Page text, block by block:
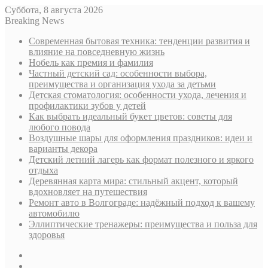
Суббота, 8 августа 2026
Breaking News
Современная бытовая техника: тенденции развития и
влияние на повседневную жизнь
Нобель как премия и фамилия
Частный детский сад: особенности выбора,
преимущества и организация ухода за детьми
Детская стоматология: особенности ухода, лечения и
профилактики зубов у детей
Как выбрать идеальный букет цветов: советы для
любого повода
Воздушные шары для оформления праздников: идеи и
варианты декора
Детский летний лагерь как формат полезного и яркого
отдыха
Деревянная карта мира: стильный акцент, который
вдохновляет на путешествия
Ремонт авто в Волгограде: надёжный подход к вашему
автомобилю
Эллиптические тренажеры: преимущества и польза для
здоровья